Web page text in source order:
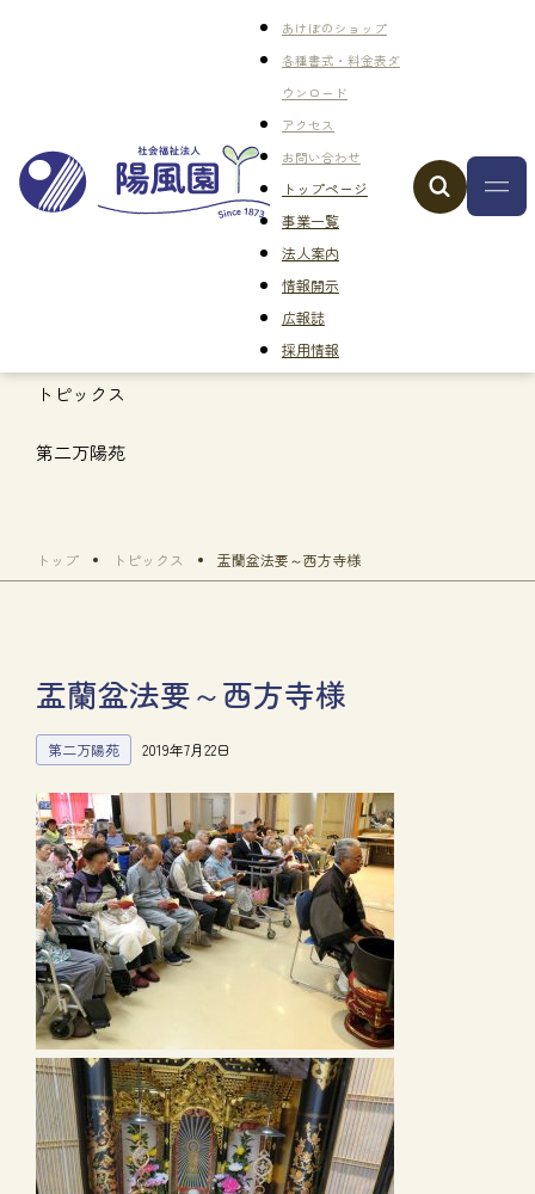
あけぼのショップ
各種書式・料金表ダ
ウンロード
アクセス
お問い合わせ
トップページ
事業一覧
法人案内
情報開示
広報誌
採用情報
トピックス
第二万陽苑
トップ トピックス 盂蘭盆法要～西方寺様
盂蘭盆法要～西方寺様
第二万陽苑 2019年7月22日